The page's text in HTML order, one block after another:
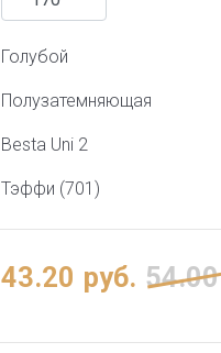
Голубой
Полузатемняющая
Besta Uni 2
Тэффи (701)
43.20 руб. 54.00